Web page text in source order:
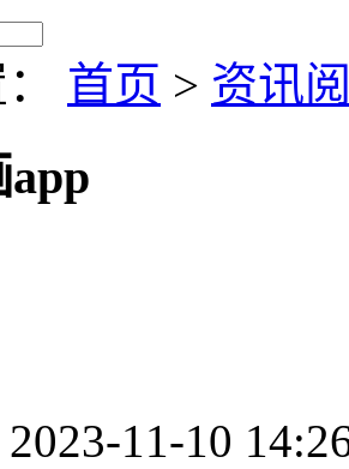
首页 > 资讯
2023-11-10